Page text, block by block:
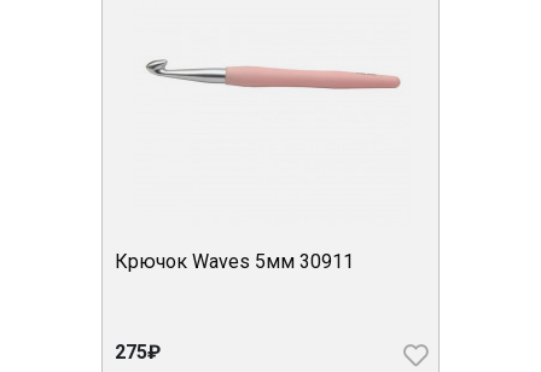
Крючок Waves 5мм 30911
275₽